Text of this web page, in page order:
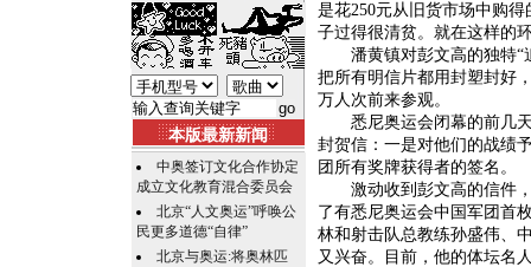
本版最新新闻
中奥签订文化合作协定
成立文化教育混合委员会
北京“人文奥运”呼唤公
民更多道德“自律”
北京与奥运:将奥林匹
是花250元从旧货市场中购
子过得很清贫。就在这样的
潘黄镇对彭文高的独特“追
把所有明信片都用封塑封好
万人次前来参观。
悉尼奥运会闭幕的前几天
封贺信：一是对他们的战绩
团所有奖牌获得者的签名。
激动收到彭文高的信件，
了有悉尼奥运会中国军团首
林和射击队总教练孙盛伟、
又兴奋。目前，他的体坛名